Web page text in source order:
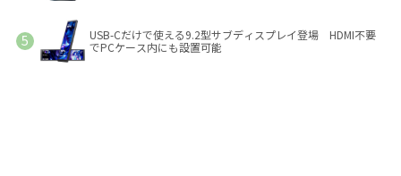
USB-Cだけで使える9.2型サブディスプレイ登場 HDMI不要
でPCケース内にも設置可能